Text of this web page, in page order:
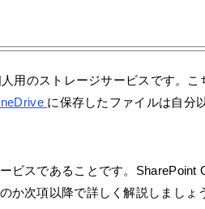
用のストレージサービスです。
に保存したファイルは自分
ビスであることです。SharePoint
か次項以降で詳しく解説しましょ